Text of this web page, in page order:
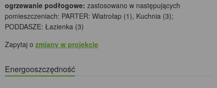
ogrzewanie podłogowe: zastosowano w następujących
pomieszczeniach: PARTER: Wiatrołap (1), Kuchnia (3);
PODDASZE: Łazienka (3)
Zapytaj o zmiany w projekcie
Energooszczędność